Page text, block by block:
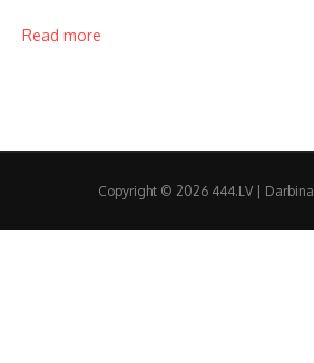
Read more
Copyright © 2026 444.LV | Darbina